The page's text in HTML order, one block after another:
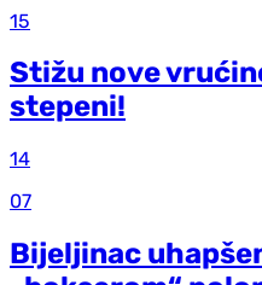
15
Stižu nove
stepeni!
14
07
Bijeljinac